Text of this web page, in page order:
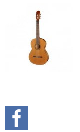
Effecten
Elektrische gitaren
Herstellingen
Klassieke gitaren
Mondharpen
Muzieksoftware/